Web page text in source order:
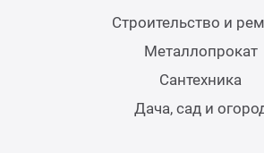
Строительство и
Металлопрокат
Сантехника
Дача, сад и